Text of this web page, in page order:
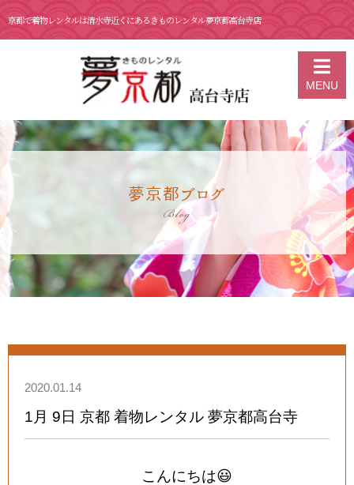
京都で着物レンタルは清水寺近くにあるきものレンタル夢京都高台寺店
MENU
京都の着物レンタル 夢京都 高台寺店
1月 9日 京都 着物レン
タル 夢京都高台寺
夢京都ブログ
Blog
2020.01.14
1月 9日 京都 着物レンタル 夢京都高台寺
こんにちは😃